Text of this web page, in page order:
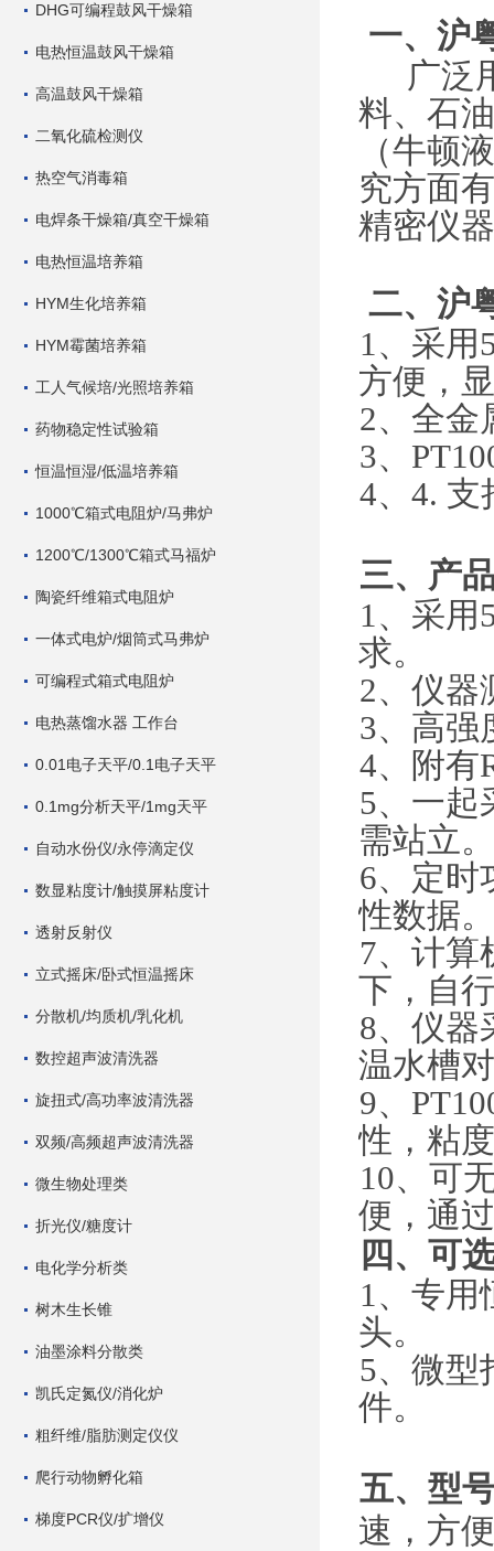
DHG可编程鼓风干燥箱
电热恒温鼓风干燥箱
高温鼓风干燥箱
二氧化硫检测仪
热空气消毒箱
电焊条干燥箱/真空干燥箱
电热恒温培养箱
HYM生化培养箱
HYM霉菌培养箱
工人气候培/光照培养箱
药物稳定性试验箱
恒温恒湿/低温培养箱
1000℃箱式电阻炉/马弗炉
1200℃/1300℃箱式马福炉
陶瓷纤维箱式电阻炉
一体式电炉/烟筒式马弗炉
可编程式箱式电阻炉
电热蒸馏水器 工作台
0.01电子天平/0.1电子天平
0.1mg分析天平/1mg天平
自动水份仪/永停滴定仪
数显粘度计/触摸屏粘度计
透射反射仪
立式摇床/卧式恒温摇床
分散机/均质机/乳化机
数控超声波清洗器
旋扭式/高功率波清洗器
双频/高频超声波清洗器
微生物处理类
折光仪/糖度计
电化学分析类
树木生长锥
油墨涂料分散类
凯氏定氮仪/消化炉
粗纤维/脂肪测定仪仪
爬行动物孵化箱
梯度PCR仪/扩增仪
一、 沪
广泛
料、石
（牛顿
究方面
精密仪
二、 沪
1、 采用
方便，
2、 全金
3、
4、 4. 支
三、产
1、 采用
求。
2、 仪器
3、 高强
4、 附有
5、 一起
需站立。
6、 定时
性数据。
7、 计算
下，自
8、 仪器
温水槽
9、
性，粘
10、 可
便，通
四、可
1、 专用
头。
5、 微型
件。
五、型
速，方